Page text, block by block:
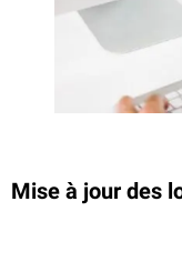
Mise à jour des